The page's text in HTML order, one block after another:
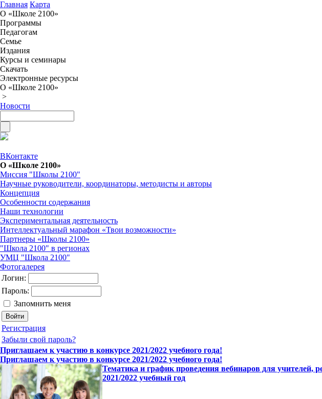
Главная Карта
О «Школе 2100»
Программы
Педагогам
Семье
Издания
Курсы и семинары
Скачать
Электронные ресурсы
О «Школе 2100»
>
Новости
ВКонтакте
О «Школе 2100»
Миссия "Школы 2100"
Научные руководители, координаторы, методисты и авторы
Концепция
Особенности содержания
Наши технологии
Экспериментальная деятельность
Интеллектуальный марафон «Твои возможности»
Партнеры «Школы 2100»
"Школа 2100" в регионах
УМЦ "Школа 2100"
Фотогалерея
Логин:
Пароль:
Запомнить меня
Регистрация
Забыли свой пароль?
Приглашаем к участию в конкурсе 2021/2022 учебного года!
Приглашаем к участию в конкурсе 2021/2022 учебного года!
Тематика и график проведения вебинаров для учителей,
2021/2022 учебный год